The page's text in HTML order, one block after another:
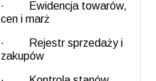
· Ewidencja towarów,
cen i marż
· Rejestr sprzedaży i
zakupów